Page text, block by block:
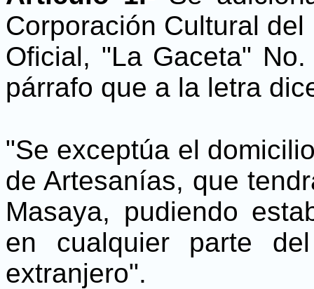
Corporación Cultural
Oficial, "La Gaceta"
párrafo que a la letra
"Se exceptúa el
de Artesanías, que
Masaya, pudiendo
en cualquier parte
extranjero".